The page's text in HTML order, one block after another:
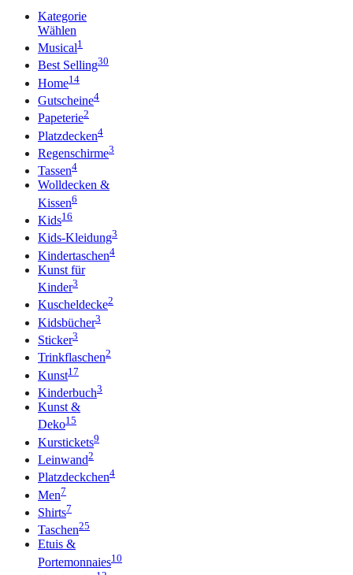
Kategorie
Wählen
Musical1
Best Selling30
Home14
Gutscheine4
Papeterie2
Platzdecken4
Regenschirme3
Tassen4
Wolldecken &
Kissen6
Kids16
Kids-Kleidung3
Kindertaschen4
Kunst für
Kinder3
Kuscheldecke2
Kidsbücher3
Sticker3
Trinkflaschen2
Kunst17
Kinderbuch3
Kunst &
Deko15
Kurstickets9
Leinwand2
Platzdeckchen4
Men7
Shirts7
Taschen25
Etuis &
Portemonnaies10